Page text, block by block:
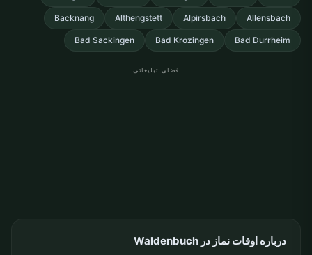
Allensbach
Alpirsbach
Althengstett
Backnang
Bad Durrheim
Bad Krozingen
Bad Sackingen
فضای تبلیغاتی
درباره اوقات نماز در Waldenbuch